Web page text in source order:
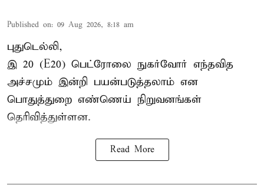
Published on: 09 Aug 2026, 8:18 am
புதுடெல்லி,
இ 20 (E20) பெட்ரோலை நுகர்வோர் எந்தவித
அச்சமும் இன்றி பயன்படுத்தலாம் என
பொதுத்துறை எண்ணெய் நிறுவனங்கள்
தெரிவித்துள்ளன.
Read More